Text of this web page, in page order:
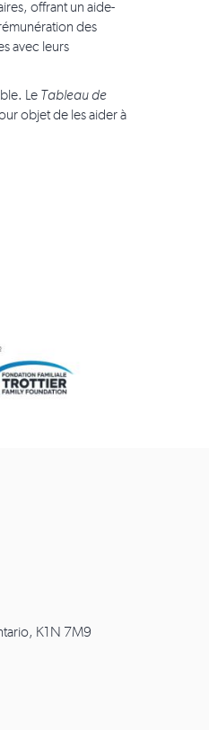
offrant un aide-
des
avec leurs
Le Tableau de
objet de les aider à
K1N 7M9